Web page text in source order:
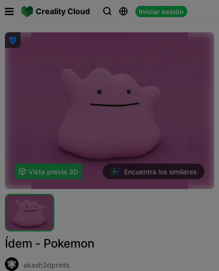
Creality Cloud   Iniciar sesión
 

 Vista previa 3D Encuentra los similares
Ídem - Pokemon
akash3dprints